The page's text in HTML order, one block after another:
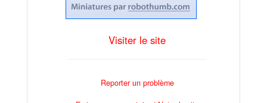
Visiter le site
Reporter un problème